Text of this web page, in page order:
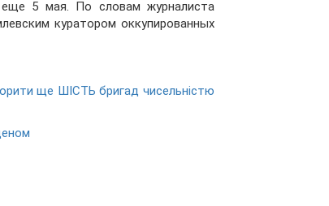
еще 5 мая. По словам журналиста
куратором оккупированных
ще ШІСТЬ бригад чисельністю